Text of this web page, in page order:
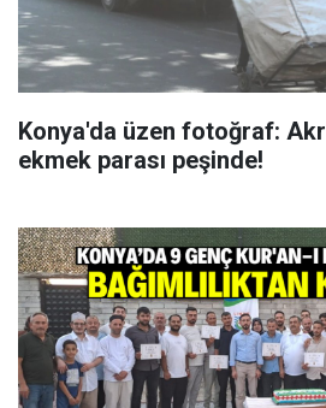
Konya'da üzen fotoğraf:
ekmek parası peşinde!